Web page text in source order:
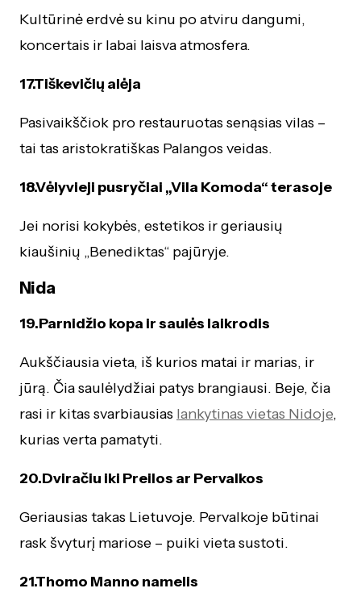
Kultūrinė erdvė su kinu po atviru dangumi,
koncertais ir labai laisva atmosfera.
17.Tiškevičių alėja
Pasivaikščiok pro restauruotas senąsias vilas –
tai tas aristokratiškas Palangos veidas.
18.Vėlyvieji pusryčiai „Vila Komoda“ terasoje
Jei norisi kokybės, estetikos ir geriausių
kiaušinių „Benediktas“ pajūryje.
Nida
19.Parnidžio kopa ir saulės laikrodis
Aukščiausia vieta, iš kurios matai ir marias, ir
jūrą. Čia saulėlydžiai patys brangiausi. Beje, čia
rasi ir kitas svarbiausias lankytinas vietas Nidoje,
kurias verta pamatyti.
20.Dviračiu iki Preilos ar Pervalkos
Geriausias takas Lietuvoje. Pervalkoje būtinai
rask švyturį mariose – puiki vieta sustoti.
21.Thomo Manno namelis